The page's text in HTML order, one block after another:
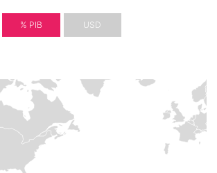
% PIB USD